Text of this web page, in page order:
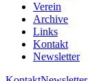
Verein
Archive
Links
Kontakt
Newsletter